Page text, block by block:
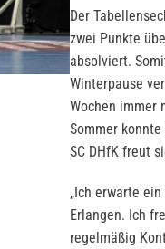
Der
zwei Punkte
absolviert.
Winterpause
Wochen immer
Sommer
SC DHfK freut
„Ich erwarte
Erlangen. Ich
regelmäßig